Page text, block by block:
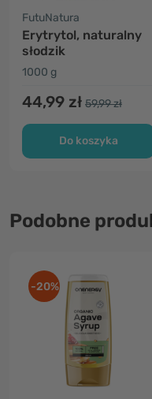
FutuNatura
Erytrytol, naturalny
słodzik
1000 g
44,99 zł 59,99 zł
Do koszyka
Podobne
-20%